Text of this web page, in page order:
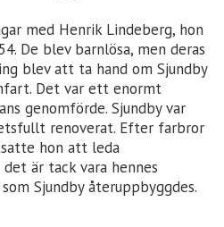
med Henrik Lindeberg, hon
De blev barnlösa, men deras
blev att ta hand om Sjundby
Det var ett enormt
genomförde. Sjundby var
renoverat. Efter farbror
hon att leda
är tack vara hennes
Sjundby återuppbyggdes.